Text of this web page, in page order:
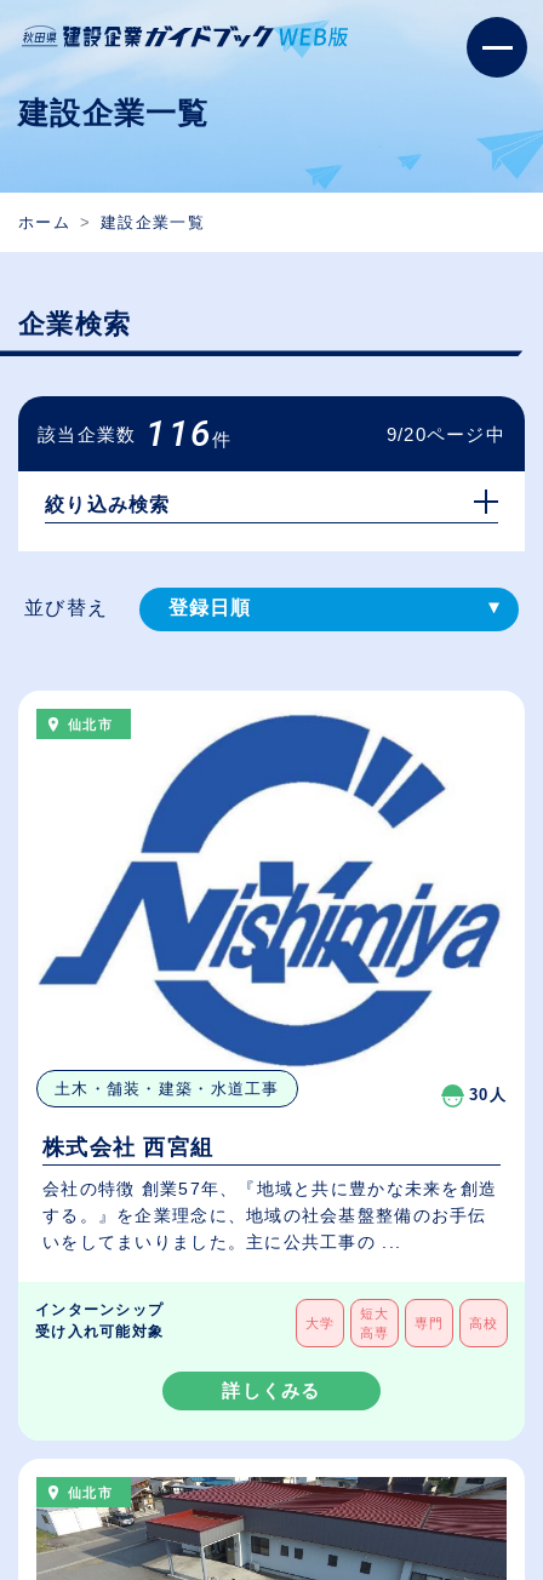
建設企業一覧
ホーム 建設企業一覧
企業検索
該当企業数 116件 9/20ページ中
絞り込み検索
並び替え 登録⽇順
（⾼卒の給与を基準）
従業員が多い順
休日数が多い順
仙北市
土木・舗装・建築・水道工事 30人
株式会社 西宮組
会社の特徴 創業57年、『地域と共に豊かな未来を創造
する。』を企業理念に、地域の社会基盤整備のお手伝
いをしてまいりました。主に公共工事の ...
インターンシップ
受け入れ可能対象
大学
短大
高専
専門 高校
詳しくみる
仙北市